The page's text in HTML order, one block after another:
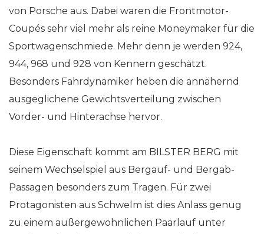
von Porsche aus. Dabei waren die Frontmotor-
Coupés sehr viel mehr als reine Moneymaker für die
Sportwagenschmiede. Mehr denn je werden 924,
944, 968 und 928 von Kennern geschätzt.
Besonders Fahrdynamiker heben die annähernd
ausgeglichene Gewichtsverteilung zwischen
Vorder- und Hinterachse hervor.
Diese Eigenschaft kommt am BILSTER BERG mit
seinem Wechselspiel aus Bergauf- und Bergab-
Passagen besonders zum Tragen. Für zwei
Protagonisten aus Schwelm ist dies Anlass genug
zu einem außergewöhnlichen Paarlauf unter